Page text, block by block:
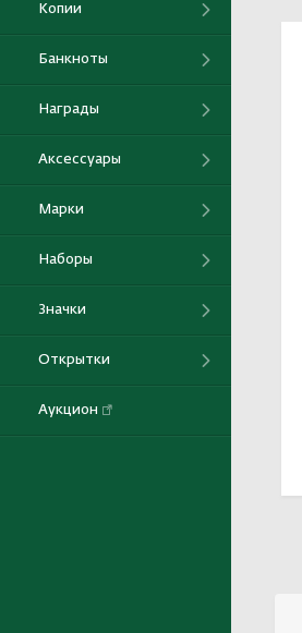
Копии
Банкноты
Награды
Аксессуары
Марки
Наборы
Значки
Открытки
Аукцион